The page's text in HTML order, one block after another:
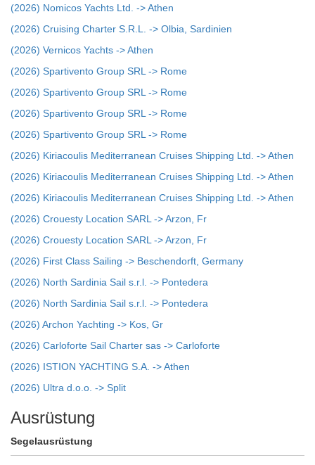
(2026) Nomicos Yachts Ltd. -> Athen
(2026) Cruising Charter S.R.L. -> Olbia, Sardinien
(2026) Vernicos Yachts -> Athen
(2026) Spartivento Group SRL -> Rome
(2026) Spartivento Group SRL -> Rome
(2026) Spartivento Group SRL -> Rome
(2026) Spartivento Group SRL -> Rome
(2026) Kiriacoulis Mediterranean Cruises Shipping Ltd. -> Athen
(2026) Kiriacoulis Mediterranean Cruises Shipping Ltd. -> Athen
(2026) Kiriacoulis Mediterranean Cruises Shipping Ltd. -> Athen
(2026) Crouesty Location SARL -> Arzon, Fr
(2026) Crouesty Location SARL -> Arzon, Fr
(2026) First Class Sailing -> Beschendorft, Germany
(2026) North Sardinia Sail s.r.l. -> Pontedera
(2026) North Sardinia Sail s.r.l. -> Pontedera
(2026) Archon Yachting -> Kos, Gr
(2026) Carloforte Sail Charter sas -> Carloforte
(2026) ISTION YACHTING S.A. -> Athen
(2026) Ultra d.o.o. -> Split
Ausrüstung
Segelausrüstung